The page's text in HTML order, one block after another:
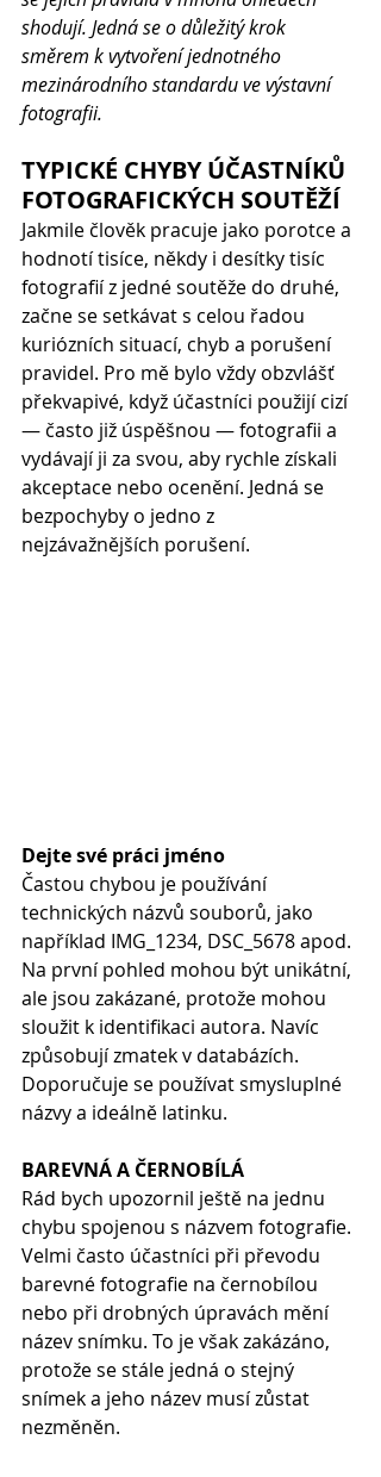
shodují. Jedná se o důležitý krok
směrem k vytvoření jednotného
mezinárodního standardu ve výstavní
fotografii.
TYPICKÉ CHYBY ÚČASTNÍKŮ
FOTOGRAFICKÝCH SOUTĚŽÍ
Jakmile člověk pracuje jako porotce a
hodnotí tisíce, někdy i desítky tisíc
fotografií z jedné soutěže do druhé,
začne se setkávat s celou řadou
kuriózních situací, chyb a porušení
pravidel. Pro mě bylo vždy obzvlášť
překvapivé, když účastníci použijí cizí
— často již úspěšnou — fotografii a
vydávají ji za svou, aby rychle získali
akceptace nebo ocenění. Jedná se
bezpochyby o jedno z
nejzávažnějších porušení.
Dejte své práci jméno
Častou chybou je používání
technických názvů souborů, jako
například IMG_1234, DSC_5678 apod.
Na první pohled mohou být unikátní,
ale jsou zakázané, protože mohou
sloužit k identifikaci autora. Navíc
způsobují zmatek v databázích.
Doporučuje se používat smysluplné
názvy a ideálně latinku.
BAREVNÁ A ČERNOBÍLÁ
Rád bych upozornil ještě na jednu
chybu spojenou s názvem fotografie.
Velmi často účastníci při převodu
barevné fotografie na černobílou
nebo při drobných úpravách mění
název snímku. To je však zakázáno,
protože se stále jedná o stejný
snímek a jeho název musí zůstat
nezměněn.